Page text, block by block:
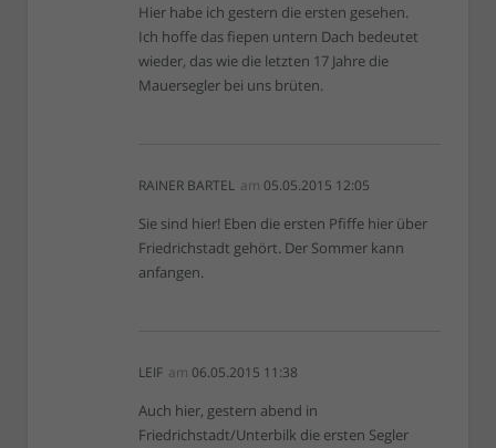
Hier habe ich gestern die ersten gesehen.
Ich hoffe das fiepen untern Dach bedeutet
wieder, das wie die letzten 17 Jahre die
Mauersegler bei uns brüten.
RAINER BARTEL am 05.05.2015 12:05
Sie sind hier! Eben die ersten Pfiffe hier über
Friedrichstadt gehört. Der Sommer kann
anfangen.
LEIF am 06.05.2015 11:38
Auch hier, gestern abend in
Friedrichstadt/Unterbilk die ersten Segler